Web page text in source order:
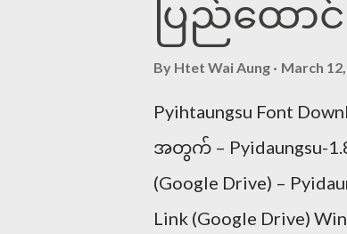
သည်။ ကျ၊ကြ၊ကှ၊ကွ။ ကျွ၊
ပါသည်) ရှင်းအောင်ပြရ
ဝ ဟ။ ကြွှ=က ရ ဝ ဟ ဖြစ်
မှတ်ခြင်၊ မြွေပါ၊ မွှေးပျံ့
ပြည်ထော
By Htet Wai Aung March
Pyihtaungsu Font
အတွက် – Pyidaungsu-
(Google Drive) –
Link (Google Drive)